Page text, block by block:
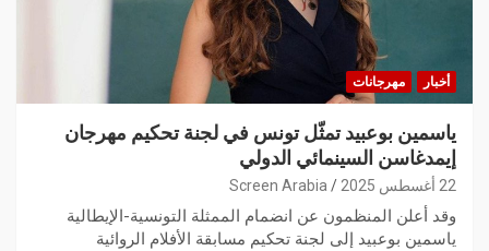
أخبار مهرجانات
ياسمين بوعبيد تمثّل تونس في لجنة تحكيم مهرجان
إيمدغاسن السينمائي الدولي
22 أغسطس 2025 Screen Arabia
وقد أعلن المنظمون عن انضمام الممثلة التونسية-الإيطالية
ياسمين بوعبيد إلى لجنة تحكيم مسابقة الأفلام الروائية